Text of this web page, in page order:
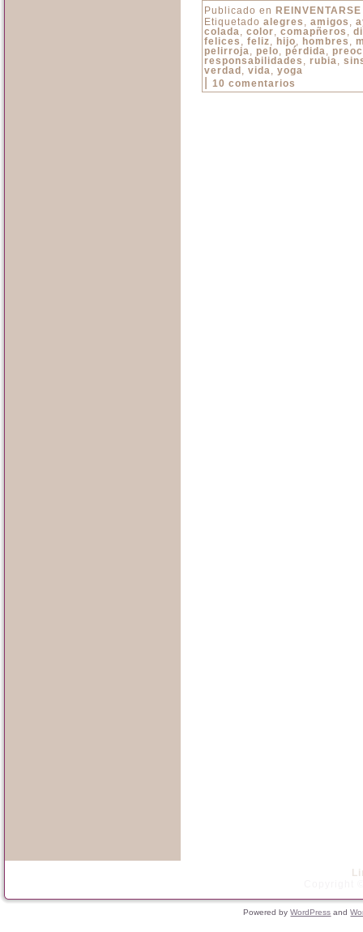
Publicado en REINVENTARSE
Etiquetado alegres , amigos ,
colada, color, comapñeros ,
felices , feliz, hijo, hombres ,
pelirroja, pelo, pérdida,
responsabilidades , rubia,
verdad , vida, yoga
10 comentarios
Powered byWordPress and